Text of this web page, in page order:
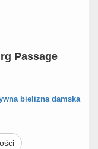
Passage
bielizna damska